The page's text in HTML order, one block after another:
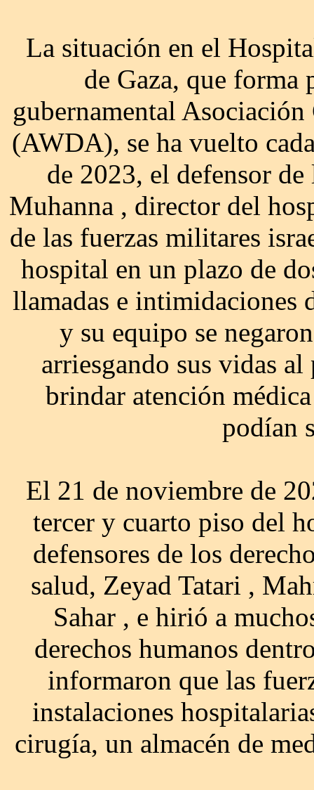
La situación en el
de Gaza, que forma
gubernamental
(AWDA), se ha vuelto
de 2023, el defensor
Muhanna , director del
de las fuerzas militares
hospital en un plazo de
llamadas e intimidaciones
y su equipo se
arriesgando sus vidas
brindar atención
podían
El 21 de noviembre de
tercer y cuarto piso del
defensores de los
salud, Zeyad Tatari ,
Sahar , e hirió a
derechos humanos
informaron que las
instalaciones
cirugía, un almacén de